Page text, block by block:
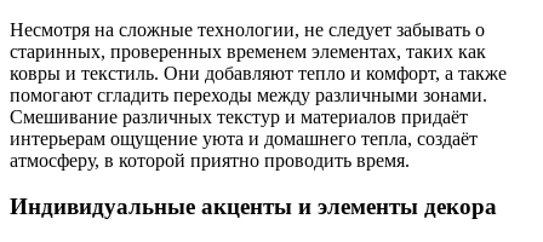
Несмотря на сложные технологии, не следует забывать о
старинных, проверенных временем элементах, таких как
ковры и текстиль. Они добавляют тепло и комфорт, а также
помогают сгладить переходы между различными зонами.
Смешивание различных текстур и материалов придаёт
интерьерам ощущение уюта и домашнего тепла, создаёт
атмосферу, в которой приятно проводить время.
Индивидуальные акценты и элементы декора